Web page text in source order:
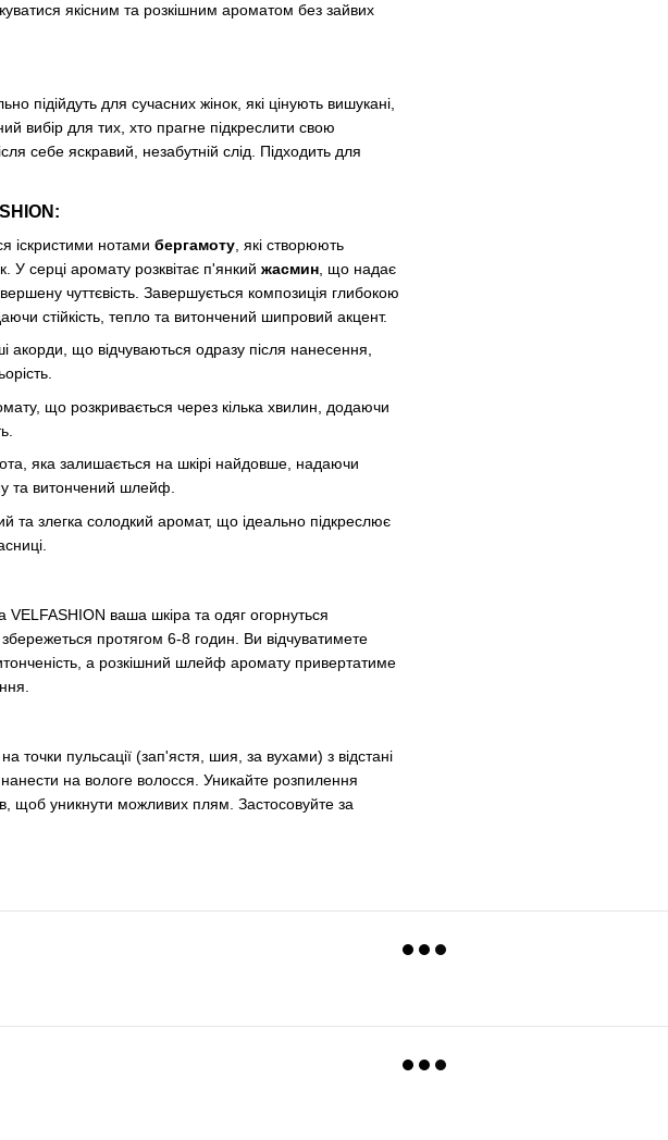
якісним та розкішним ароматом без зайвих
підійдуть для сучасних жінок, які цінують вишукані,
вибір для тих, хто прагне підкреслити свою
себе яскравий, незабутній слід. Підходить для
іскристими нотами бергамоту , які створюють
У серці аромату розквітає п'янкий жасмин , що надає
чуттєвість. Завершується композиція глибокою
стійкість, тепло та витончений шипровий акцент.
акорди, що відчуваються одразу після нанесення,
що розкривається через кілька хвилин, додаючи
яка залишається на шкірі найдовше, надаючи
та витончений шлейф.
та злегка солодкий аромат, що ідеально підкреслює
VELFASHION ваша шкіра та одяг огорнуться
протягом 6-8 годин. Ви відчуватимете
а розкішний шлейф аромату привертатиме
точки пульсації (зап'ястя, шия, за вухами) з відстані
на вологе волосся. Уникайте розпилення
щоб уникнути можливих плям. Застосовуйте за